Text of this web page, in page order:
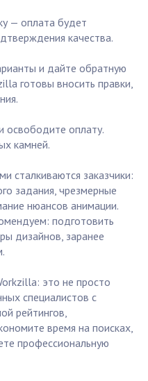
— оплата будет
качества.
и дайте обратную
готовы вносить правки,
освободите оплату.
камней.
сталкиваются заказчики:
задания, чрезмерные
нюансов анимации.
подготовить
дизайнов, заранее
это не просто
специалистов с
рейтингов,
время на поисках,
профессиональную